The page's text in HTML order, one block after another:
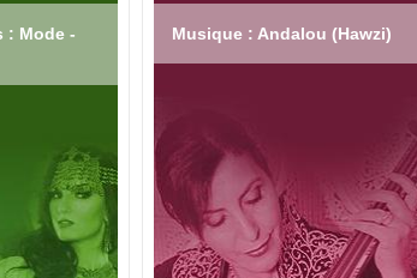
: Mode -
Musique : Andalou (Hawzi)